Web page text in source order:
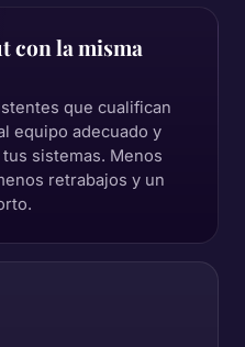
con la misma
que cualifican
equipo adecuado y
sistemas. Menos
retrabajos y un